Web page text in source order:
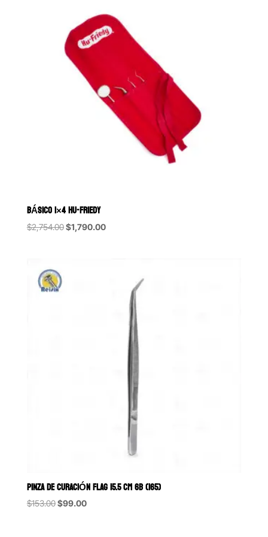
BÁSICO 1×4 HU-FRIEDY
$2,754.00Original
$1,790.00Current
PINZA DE CURACIÓN FLAG 15.5 CM 6B (165)
$153.00Original
$99.00Current